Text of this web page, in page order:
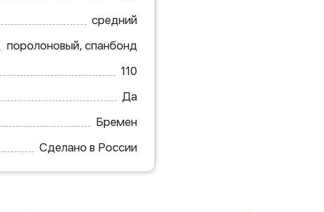
средний
поролоновый, спанбонд
110
Да
Бремен
Сделано в России